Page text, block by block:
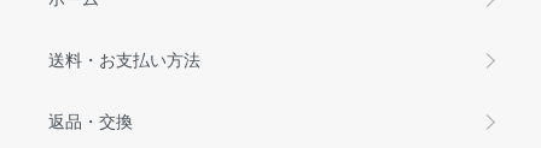
送料・お支払い方法
返品・交換